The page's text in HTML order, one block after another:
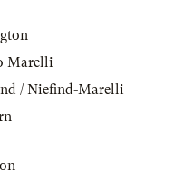
Marelli
/ Niefind-Marelli